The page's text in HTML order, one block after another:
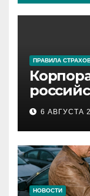
ПРАВИЛА
6 АВГУСТА
НОВОСТИ